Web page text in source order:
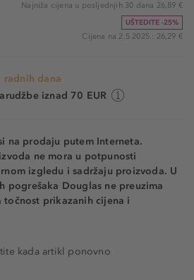
Najniža cijena u posljednjih 30 dana 26,89 €
UŠTEDITE -25%
Cijena na 2.5.2025.: 26,29 €
radnih dana
iznad 70 EUR
na prodaju putem Interneta.
ne mora u potpunosti
izgledu i sadržaju proizvoda. U
pogrešaka Douglas ne preuzima
točnost prikazanih cijena i
kada artikl ponovno